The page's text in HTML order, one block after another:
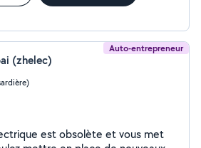
Auto-entrepreneur
(zhelec)
est obsolète et vous met